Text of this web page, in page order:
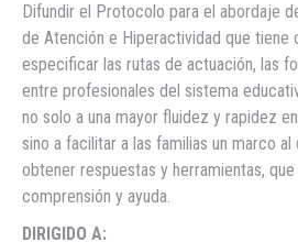
Difundir el Protocolo para el abordaje
de Atención e Hiperactividad que tiene
especificar las rutas de actuación, las
entre profesionales del sistema
no solo a una mayor fluidez y rapidez
sino a facilitar a las familias un marco al
obtener respuestas y herramientas,
comprensión y ayuda.
DIRIGIDO A: